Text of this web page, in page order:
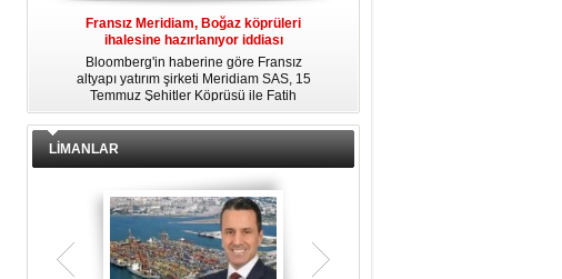
Fransız Meridiam, Boğaz köprüleri
ihalesine hazırlanıyor iddiası
Bloomberg'in haberine göre Fransız
altyapı yatırım şirketi Meridiam SAS, 15
Temmuz Şehitler Köprüsü ile Fatih
Sultan Mehmet Köprüsü'nün
özelleştirilmesine yönelik ihaleyle
zamanda kendi yat limanı, helikopter
pisti ve seçkin villaları da içeren koca
LİMANLAR